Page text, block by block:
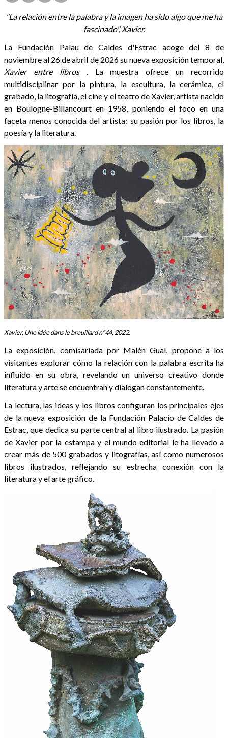
"La relación entre la palabra y la imagen ha sido algo que me ha
fascinado", Xavier.
La Fundación Palau de Caldes d'Estrac acoge del 8 de
noviembre al 26 de abril de 2026 su nueva exposición temporal,
Xavier entre libros. La muestra ofrece un recorrido
multidisciplinar por la pintura, la escultura, la cerámica, el
grabado, la litografía, el cine y el teatro de Xavier, artista nacido
en Boulogne-Billancourt en 1958, poniendo el foco en una
faceta menos conocida del artista: su pasión por los libros, la
poesía y la literatura.
Xavier, Une idée dans le brouillard nº44, 2022.
La exposición, comisariada por Malén Gual, propone a los
visitantes explorar cómo la relación con la palabra escrita ha
influido en su obra, revelando un universo creativo donde
literatura y arte se encuentran y dialogan constantemente.
La lectura, las ideas y los libros configuran los principales ejes
de la nueva exposición de la Fundación Palacio de Caldes de
Estrac, que dedica su parte central al libro ilustrado. La pasión
de Xavier por la estampa y el mundo editorial le ha llevado a
crear más de 500 grabados y litografías, así como numerosos
libros ilustrados, reflejando su estrecha conexión con la
literatura y el arte gráfico.